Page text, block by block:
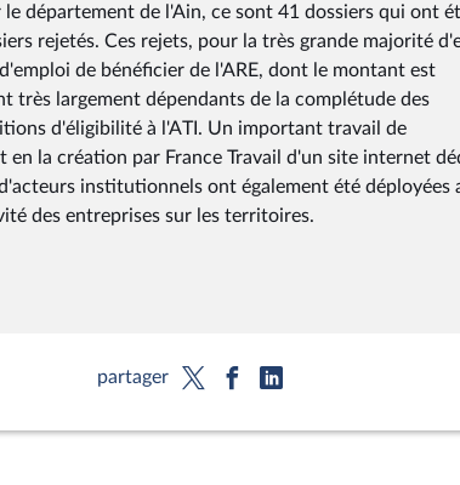
département de l'Ain, ce sont 41 dossiers qui ont
rejetés. Ces rejets, pour la très grande majorité
de bénéficier de l'ARE, dont le montant est
très largement dépendants de la complétude des
d'éligibilité à l'ATI. Un important travail de
la création par France Travail d'un site internet
institutionnels ont également été déployées
des entreprises sur les territoires.
partager